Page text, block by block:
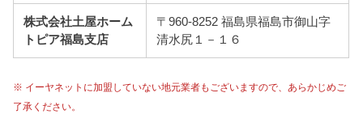
株式会社土屋ホーム
トピア福島支店
〒960-8252 福島県福島市御山字
清水尻１－１６
※ イーヤネットに加盟していない地元業者もございますので、あらかじめご
了承ください。